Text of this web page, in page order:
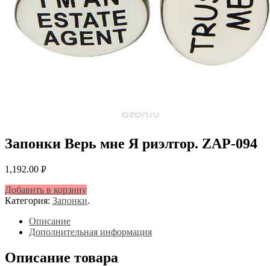
Запонки Верь мне Я риэлтор. ZAP-094
1,192.00 Р
Добавить в корзину
Категория: Запонки.
Описание
Дополнительная информация
Описание товара